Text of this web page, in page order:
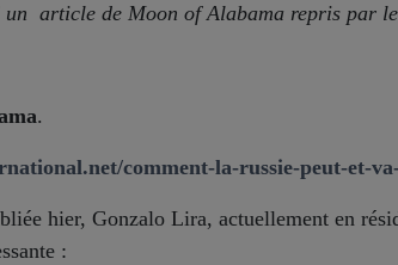
un article de Moon of Alabama repris par
.
comment-la-russie-peut-et-
hier, Gonzalo Lira, actuellement en
: